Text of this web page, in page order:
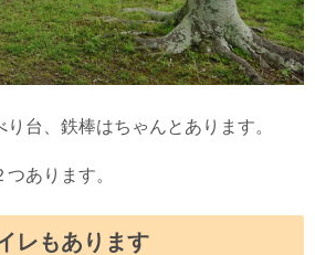
台、鉄棒はちゃんとあります。
あります。
レもあります